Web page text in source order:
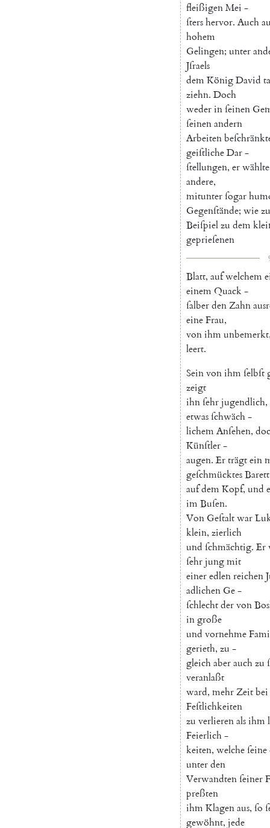
fleißigenMei -
ſtershervor. Auch
hohem
Gelingen; unter
Jſraels
demKönigDavid
ziehn. Doch
wederinſeinen
ſeinenandern
Arbeiten
geiſtlicheDar-
ſtellungen, erwählte
andere,
mitunterſogar
Gegenſtände; wie
Beiſpielzu dem
geprieſenen
Blatt, aufwelchem
einemQuack-
ſalberdenZahn
eineFrau,
vonihmunbemerkt
leert.
Seinvonihmſelbſt
zeigt
ihnſehrjugendlich,
etwasſchwäch-
lichemAnſehen,
Künſtler-
augen. Erträgtein
geſchmücktesBarett
aufdemKopf, und
imBuſen.
Von Geſtaltwar
klein, zierlich
und ſchmächtig. Er
ſehrjungmit
eineredlenreichen
adlichen Ge-
ſchlechtdervon
ingroße
und vornehme
gerieth, zu -
gleichaberauchzu
veranlaßt
ward, mehrZeitbei
Feſtlichkeiten
zu verlierenalsihm
Feierlich-
keiten, welcheſeine
unterden
Verwandtenſeiner
preßten
ihmKlagenaus, ſo
gewöhnt, jede